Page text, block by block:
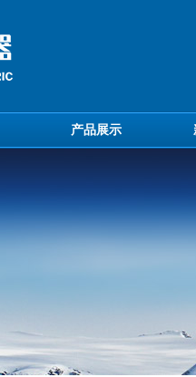
产品展示